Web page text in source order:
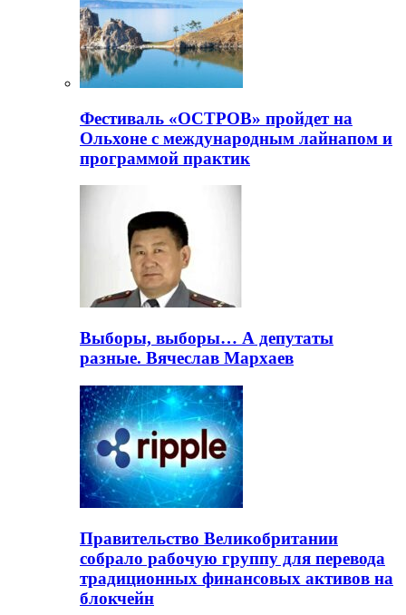
Фестиваль «ОСТРОВ» пройдет на
Ольхоне с международным лайнапом и
программой практик
Выборы, выборы… А депутаты
разные. Вячеслав Мархаев
Правительство Великобритании
собрало рабочую группу для перевода
традиционных финансовых активов на
блокчейн